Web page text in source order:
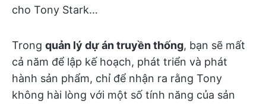
cho Tony Stark…
Trong quản lý dự án truyền thống, bạn sẽ mất
cả năm để lập kế hoạch, phát triển và phát
hành sản phẩm, chỉ để nhận ra rằng Tony
không hài lòng với một số tính năng của sản